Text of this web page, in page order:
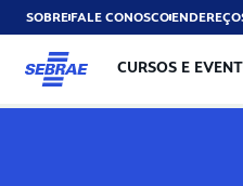
SOBREFALE CONOSCO
CURSOS E